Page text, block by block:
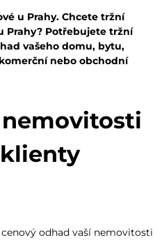
u Prahy. Chcete tržní
Prahy? Potřebujete tržní
vašeho domu, bytu,
nebo obchodní
odhad vaší nemovitosti